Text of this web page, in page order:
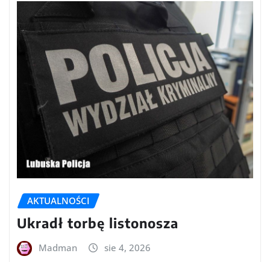
AKTUALNOŚCI
Ukradł torbę listonosza
Madman sie 4, 2026